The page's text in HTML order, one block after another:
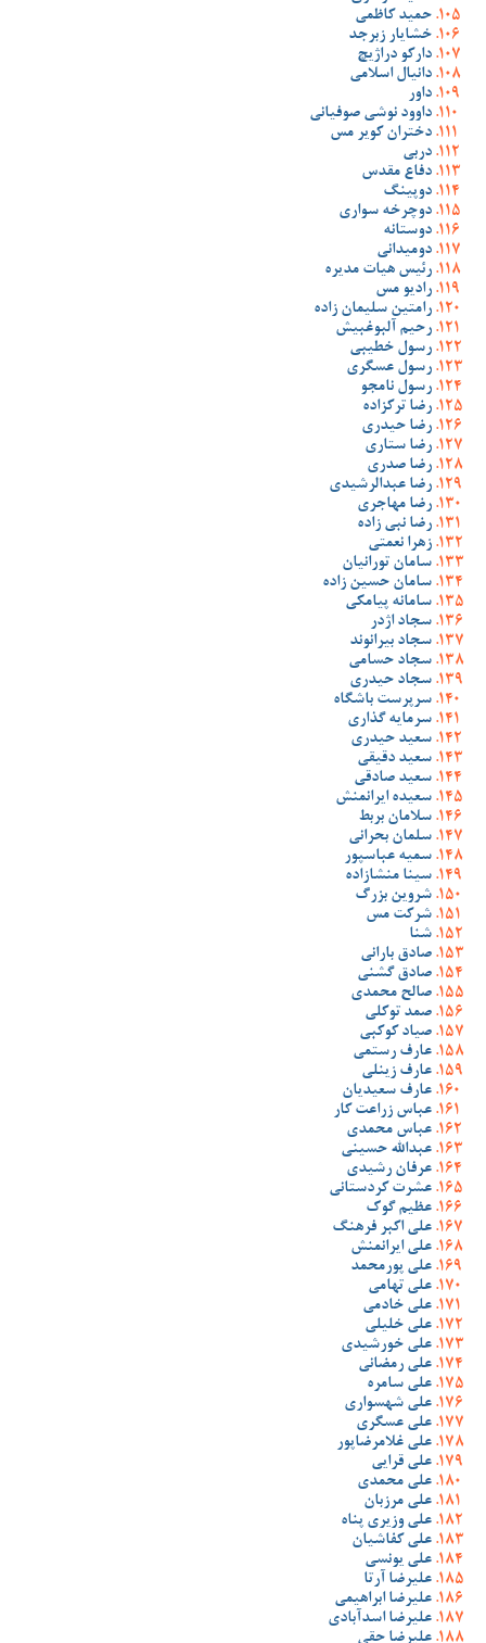
حمید کاظمی
خشایار زبرجد
دارکو دراژیچ
دانیال اسلامی
داور
داوود نوشی صوفیانی
دختران کویر مس
دربی
دفاع مقدس
دوپینگ
دوچرخه سواری
دوستانه
دومیدانی
رئیس هیات مدیره
رادیو مس
رامتین سلیمان زاده
رحیم آلبوغبیش
رسول خطیبی
رسول عسگری
رسول نامجو
رضا ترکزاده
رضا حیدری
رضا ستاری
رضا صدری
رضا عبدالرشیدی
رضا مهاجری
رضا نبی زاده
زهرا نعمتی
سامان تورانیان
سامان حسین زاده
سامانه پیامکی
سجاد اژدر
سجاد بیرانوند
سجاد حسامی
سجاد حیدری
سرپرست باشگاه
سرمایه گذاری
سعید حیدری
سعید دقیقی
سعید صادقی
سعیده ایرانمنش
سلامان بربط
سلمان بحرانی
سمیه عباسپور
سینا منشازاده
شروین بزرگ
شرکت مس
شنا
صادق بارانی
صادق گشنی
صالح محمدی
صمد توکلی
صیاد کوکبی
عارف رستمی
عارف زینلی
عارف سعیدیان
عباس زراعت کار
عباس محمدی
عبدالله حسینی
عرفان رشیدی
عشرت کردستانی
عظیم گوک
علی اکبر فرهنگ
علی ایرانمنش
علی پورمحمد
علی تهامی
علی خادمی
علی خلیلی
علی خورشیدی
علی رمضانی
علی سامره
علی شهسواری
علی عسگری
علی غلامرضاپور
علی قرایی
علی محمدی
علی مرزبان
علی وزیری پناه
علی کفاشیان
علی یونسی
علیرضا آرتا
علیرضا ابراهیمی
علیرضا اسدآبادی
علیرضا حقی